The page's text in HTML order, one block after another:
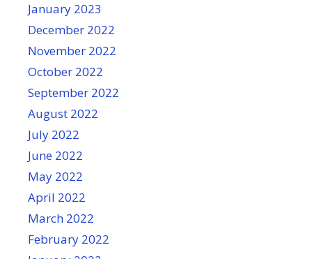
January 2023
December 2022
November 2022
October 2022
September 2022
August 2022
July 2022
June 2022
May 2022
April 2022
March 2022
February 2022